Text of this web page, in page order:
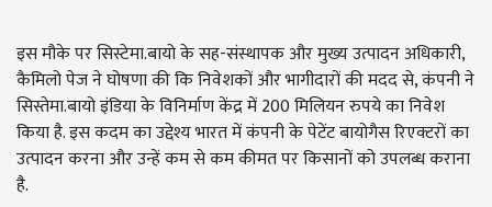
इस मौके पर सिस्टेमा.बायो के सह-संस्थापक और मुख्य उत्पादन अधिकारी,
कैमिलो पेज ने घोषणा की कि निवेशकों और भागीदारों की मदद से,कंपनी ने
सिस्तेमा.बायो इंडिया के विनिर्माण केंद्र में200मिलियन रुपये का निवेश
किया है. इस कदम का उद्देश्य भारत में कंपनी के पेटेंट बायोगैस रिएक्टरों का
उत्पादन करना और उन्हें कम से कम कीमत पर किसानों को उपलब्ध कराना
है.